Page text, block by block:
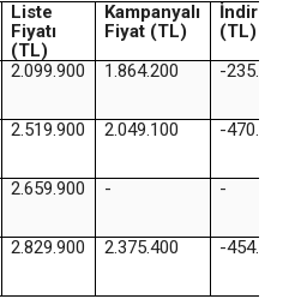
Liste
Fiyatı
(TL)
Kampanyalı
Fiyat (TL)
İndirim
(TL)
2.099.900 1.864.200 -235.700
2.519.900 2.049.100 -470.800
2.659.900 - -
2.829.900 2.375.400 -454.500